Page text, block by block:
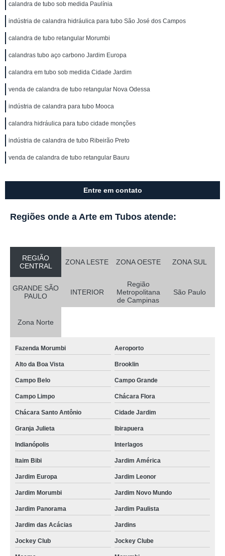
calandra de tubo sob medida Paulínia
indústria de calandra hidráulica para tubo São José dos Campos
calandra de tubo retangular Morumbi
calandras tubo aço carbono Jardim Europa
calandra em tubo sob medida Cidade Jardim
venda de calandra de tubo retangular Nova Odessa
indústria de calandra para tubo Mooca
calandra hidráulica para tubo cidade monções
indústria de calandra de tubo Ribeirão Preto
venda de calandra de tubo retangular Bauru
Entre em contato
Regiões onde a Arte em Tubos atende:
REGIÃO
CENTRAL
ZONA LESTE ZONA OESTE ZONA SUL
GRANDE SÃO
PAULO
INTERIOR
Região
Metropolitana
de Campinas
São Paulo
Zona Norte
Fazenda Morumbi Aeroporto
Alto da Boa Vista Brooklin
Campo Belo Campo Grande
Campo Limpo Chácara Flora
Chácara Santo Antônio Cidade Jardim
Granja Julieta Ibirapuera
Indianópolis Interlagos
Itaim Bibi Jardim América
Jardim Europa Jardim Leonor
Jardim Morumbi Jardim Novo Mundo
Jardim Panorama Jardim Paulista
Jardim das Acácias Jardins
Jockey Club Jockey Clube